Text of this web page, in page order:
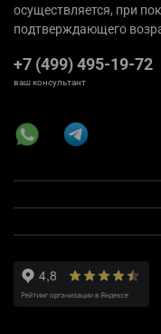
+7 (499) 495-19-72
ваш консультант
осуществляется, при
подтверждающего